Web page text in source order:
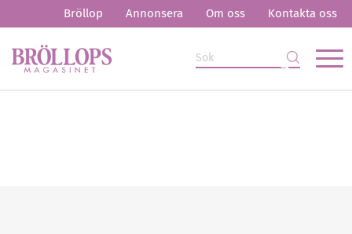
Bröllop Annonsera Om oss Kontakta oss